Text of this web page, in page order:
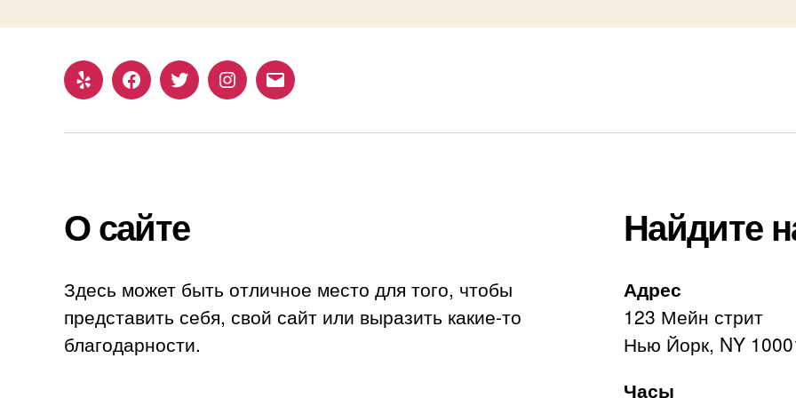
Yelp FacebookTwitterInstagram
Email
О сайте
Здесь может быть отличное место для того, чтобы
представить себя, свой сайт или выразить какие-то
благодарности.
Найдите
Адрес
123 Мейн стрит
Нью Йорк, NY
Часы